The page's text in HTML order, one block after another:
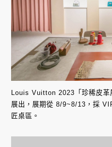
Louis Vuitton 2023「珍稀皮
展出，展期從 8/9~8/13，採
匠桌區。